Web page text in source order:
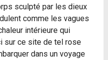
sculpté par les dieux
comme les vagues
intérieure qui
sur ce site de tel rose
dans un voyage